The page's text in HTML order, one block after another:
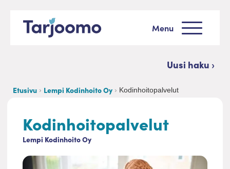
Siirry sisältöön
Menu
Uusi haku ›
Etusivu Lempi Kodinhoito Oy Kodinhoitopalvelut
Kodinhoitopalvelut
Lempi Kodinhoito Oy